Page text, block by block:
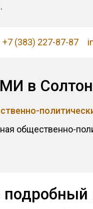
+7 (383) 227-87-87
в
общественно-
подробный